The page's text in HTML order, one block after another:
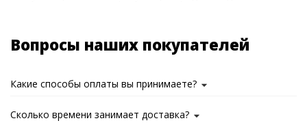
Вопросы наших покупателей
Какие способы оплаты вы принимаете?
Сколько времени занимает доставка?